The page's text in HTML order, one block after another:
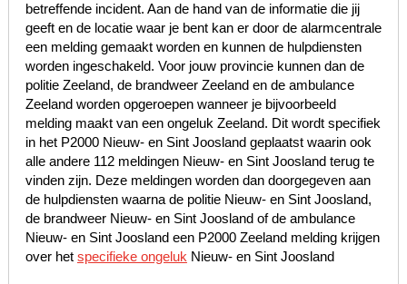
betreffende incident. Aan de hand van de informatie die jij
geeft en de locatie waar je bent kan er door de alarmcentrale
een melding gemaakt worden en kunnen de hulpdiensten
worden ingeschakeld. Voor jouw provincie kunnen dan de
politie Zeeland, de brandweer Zeeland en de ambulance
Zeeland worden opgeroepen wanneer je bijvoorbeeld
melding maakt van een ongeluk Zeeland. Dit wordt specifiek
in het P2000 Nieuw- en Sint Joosland geplaatst waarin ook
alle andere 112 meldingen Nieuw- en Sint Joosland terug te
vinden zijn. Deze meldingen worden dan doorgegeven aan
de hulpdiensten waarna de politie Nieuw- en Sint Joosland,
de brandweer Nieuw- en Sint Joosland of de ambulance
Nieuw- en Sint Joosland een P2000 Zeeland melding krijgen
over het specifieke ongelukNieuw- en Sint Joosland